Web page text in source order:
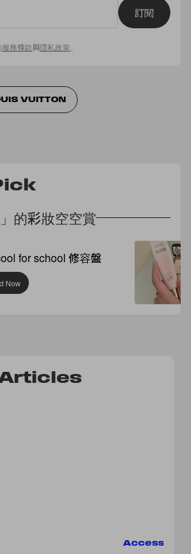
訂閱
服務條款與隱私政策
VUITTON
的彩妝空空賞
for school 修容盤
Now